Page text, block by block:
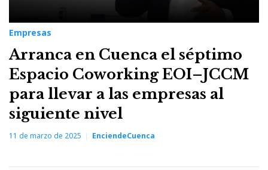
Empresas
Arranca en Cuenca el séptimo
Espacio Coworking EOI–JCCM
para llevar a las empresas al
siguiente nivel
11 de marzo de 2025 EnciendeCuenca